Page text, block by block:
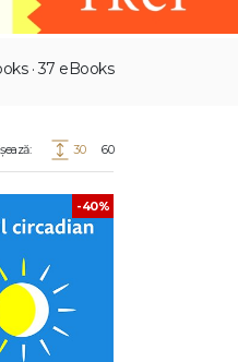
· 37 eBooks
30 60
-40%